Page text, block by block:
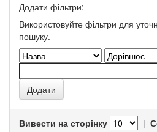
Додати фільтри:
Використовуйте фільтри для
пошуку.
Вивести на сторінку |